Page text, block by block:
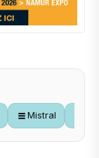
Mistral